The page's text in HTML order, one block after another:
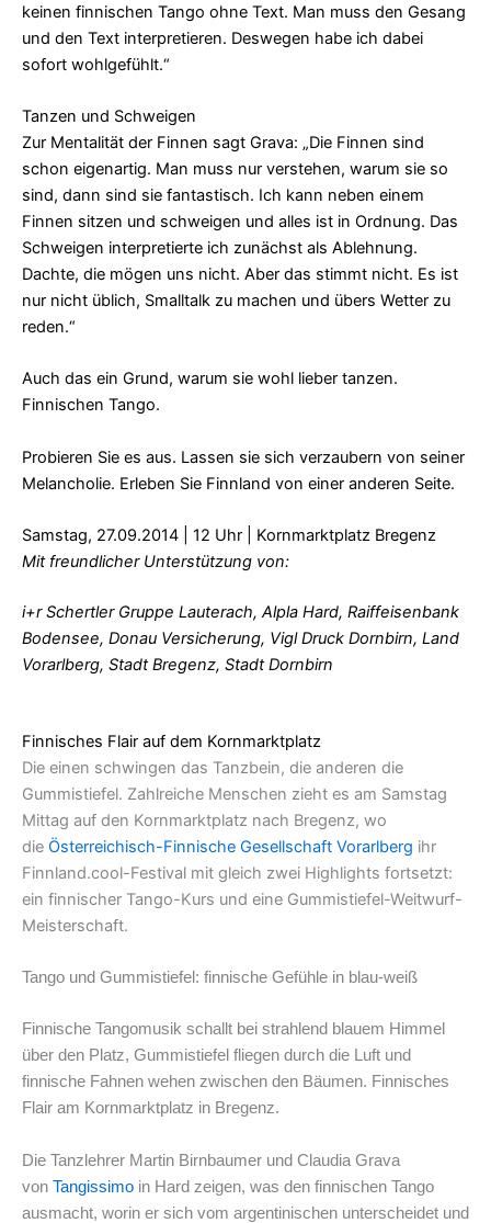
keinen finnischen Tango ohne Text. Man muss den Gesang
und den Text interpretieren. Deswegen habe ich dabei
sofort wohlgefühlt.“
Tanzen und Schweigen
Zur Mentalität der Finnen sagt Grava: „Die Finnen sind
schon eigenartig. Man muss nur verstehen, warum sie so
sind, dann sind sie fantastisch. Ich kann neben einem
Finnen sitzen und schweigen und alles ist in Ordnung. Das
Schweigen interpretierte ich zunächst als Ablehnung.
Dachte, die mögen uns nicht. Aber das stimmt nicht. Es ist
nur nicht üblich, Smalltalk zu machen und übers Wetter zu
reden.“
Auch das ein Grund, warum sie wohl lieber tanzen.
Finnischen Tango.
Probieren Sie es aus. Lassen sie sich verzaubern von seiner
Melancholie. Erleben Sie Finnland von einer anderen Seite.
Samstag, 27.09.2014 | 12 Uhr | Kornmarktplatz Bregenz
Mit freundlicher Unterstützung von:
i+r Schertler Gruppe Lauterach, Alpla Hard, Raiffeisenbank
Bodensee, Donau Versicherung, Vigl Druck Dornbirn, Land
Vorarlberg, Stadt Bregenz, Stadt Dornbirn
Finnisches Flair auf dem Kornmarktplatz
Die einen schwingen das Tanzbein, die anderen die
Gummistiefel. Zahlreiche Menschen zieht es am Samstag
Mittag auf den Kornmarktplatz nach Bregenz, wo
die Österreichisch-Finnische Gesellschaft Vorarlberg ihr
Finnland.cool-Festival mit gleich zwei Highlights fortsetzt:
ein finnischer Tango-Kurs und eine Gummistiefel-Weitwurf-
Meisterschaft.
Tango und Gummistiefel: finnische Gefühle in blau-weiß
Finnische Tangomusik schallt bei strahlend blauem Himmel
über den Platz, Gummistiefel fliegen durch die Luft und
finnische Fahnen wehen zwischen den Bäumen. Finnisches
Flair am Kornmarktplatz in Bregenz.
Die Tanzlehrer Martin Birnbaumer und Claudia Grava
von Tangissimo in Hard zeigen, was den finnischen Tango
ausmacht, worin er sich vom argentinischen unterscheidet und